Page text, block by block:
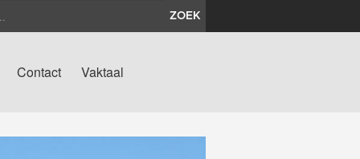
ZOEK
Contact Vaktaal